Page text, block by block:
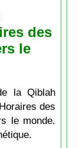
des
le
la Qiblah
des
le monde.